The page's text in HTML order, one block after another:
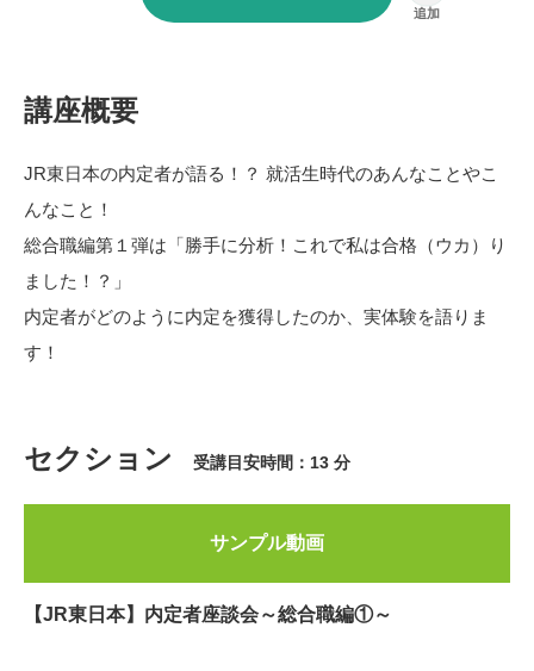
講座概要
JR東日本の内定者が語る！？ 就活生時代のあんなことやこ
んなこと！
総合職編第１弾は「勝手に分析！これで私は合格（ウカ）り
ました！？」
内定者がどのように内定を獲得したのか、実体験を語りま
す！
セクション 受講目安時間：13 分
サンプル動画
【JR東日本】内定者座談会～総合職編①～